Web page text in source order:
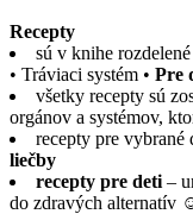
Recepty
sú v knihe
• Tráviaci systém • Pre
všetky recepty sú
orgánov a systémov,
recepty pre
liečby
recepty pre deti –
do zdravých alternatív